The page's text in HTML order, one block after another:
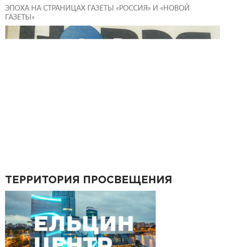
ЭПОХА НА СТРАНИЦАХ ГАЗЕТЫ «РОССИЯ» И «НОВОЙ
ГАЗЕТЫ»
ТЕРРИТОРИЯ ПРОСВЕЩЕНИЯ